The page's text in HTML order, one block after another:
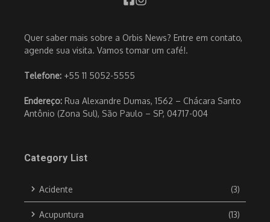
Quer saber mais sobre a Orbis News? Entre em contato,
agende sua visita. Vamos tomar um café!.
Telefone: +55 11 5052-5555
Endereço: Rua Alexandre Dumas, 1562 – Chácara Santo
Antônio (Zona Sul), São Paulo – SP, 04717-004
Category List
Acidente (3)
Acupuntura (13)